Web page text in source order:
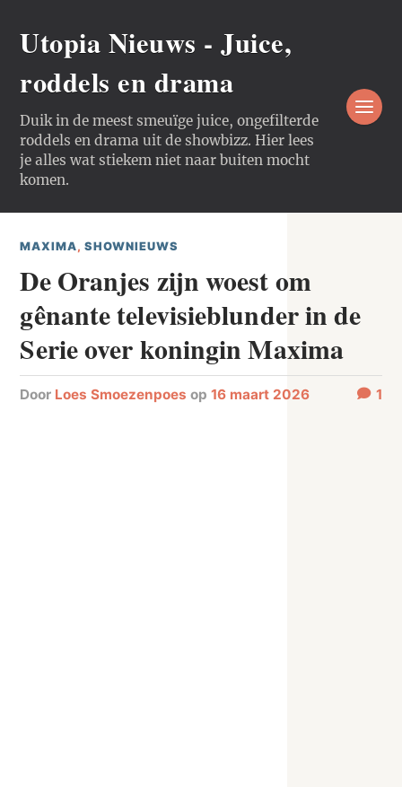
Utopia Nieuws - Juice,
roddels en drama
Duik in de meest smeuïge juice, ongefilterde
roddels en drama uit de showbizz. Hier lees
je alles wat stiekem niet naar buiten mocht
komen.
MAXIMA,SHOWNIEUWS
De Oranjes zijn woest om
gênante televisieblunder in de
Serie over koningin Maxima
door Loes Smoezenpoes op16 maart 2026 1